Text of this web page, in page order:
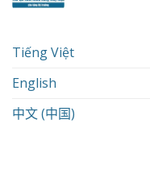
Tiếng Việt
English
中文 (中国)